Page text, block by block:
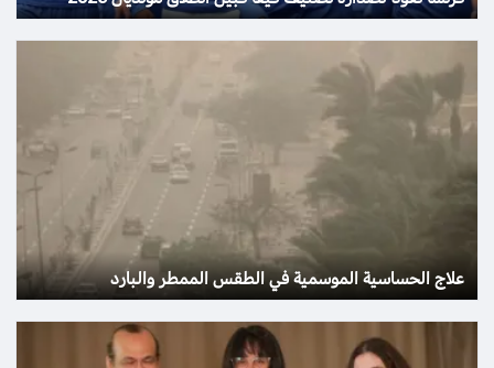
علاج الحساسية الموسمية في الطقس الممطر والبارد